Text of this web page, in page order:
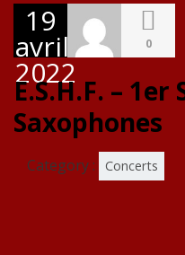
19
avril
2022
0
E.S.H.F. – 1er
Saxophones
Category : Concerts